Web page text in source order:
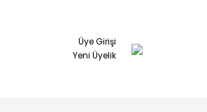
Üye Girişi
Yeni Üyelik